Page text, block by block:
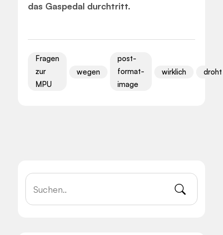
das Gaspedal durchtritt.
Fragen
zur
MPU
wegen
post-
format-
image
wirklich droht